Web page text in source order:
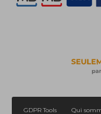
GDPR Tools Qui